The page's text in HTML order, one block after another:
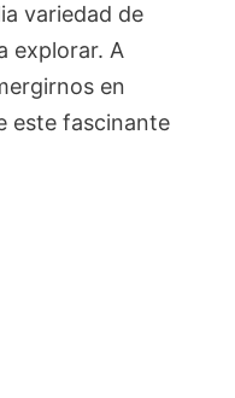
variedad de
explorar. A
en
este fascinante